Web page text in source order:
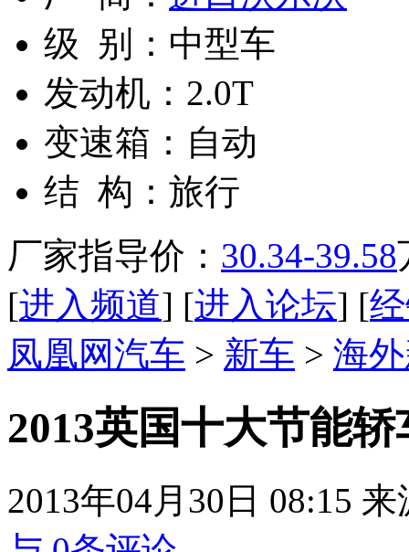
级 别： 中型车
发动机： 2.0T
变速箱： 自动
结 构： 旅行
厂家指导价： 30.34-39.58
[进入频道] [进入论坛] [
凤凰网汽车 > 新车 > 海
2013英国十大节能
2013年04月30日 08:15 来